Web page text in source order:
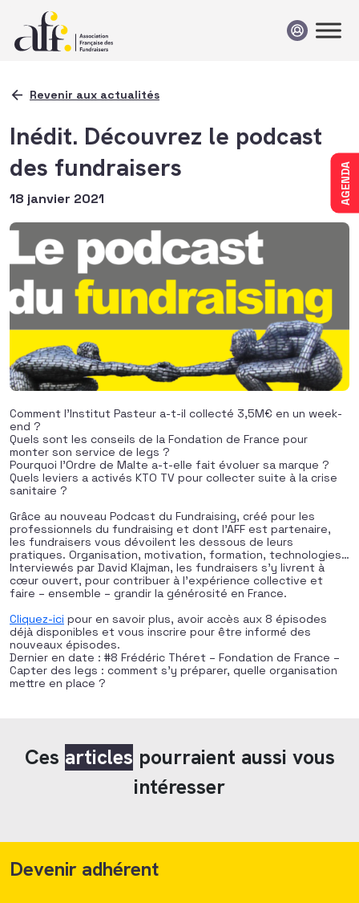
AGENDA
Revenir aux actualités
Inédit. Découvrez le podcast
des fundraisers
18 janvier 2021
Comment l’Institut Pasteur a-t-il collecté 3,5M€ en un week-
end ?
Quels sont les conseils de la Fondation de France pour
monter son service de legs ?
Pourquoi l’Ordre de Malte a-t-elle fait évoluer sa marque ?
Quels leviers a activés KTO TV pour collecter suite à la crise
sanitaire ?
Grâce au nouveau Podcast du Fundraising, créé pour les
professionnels du fundraising et dont l’AFF est partenaire,
les fundraisers vous dévoilent les dessous de leurs
pratiques. Organisation, motivation, formation, technologies…
Interviewés par David Klajman, les fundraisers s’y livrent à
cœur ouvert, pour contribuer à l’expérience collective et
faire – ensemble – grandir la générosité en France.
Cliquez-ici pour en savoir plus, avoir accès aux 8 épisodes
déjà disponibles et vous inscrire pour être informé des
nouveaux épisodes.
Dernier en date : #8 Frédéric Théret – Fondation de France –
Capter des legs : comment s’y préparer, quelle organisation
mettre en place ?
Ces articles pourraient aussi vous
intéresser
Devenir adhérent